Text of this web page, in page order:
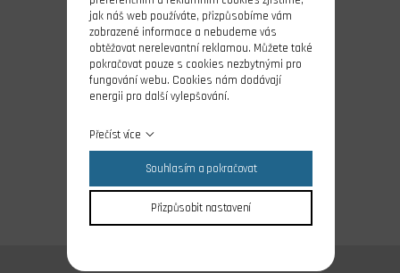
jak náš web používáte, přizpůsobíme vám
zobrazené informace a nebudeme vás
obtěžovat nerelevantní reklamou. Můžete také
pokračovat pouze s cookies nezbytnými pro
fungování webu. Cookies nám dodávají
energii pro další vylepšování.
Přečíst více
Souhlasím a pokračovat
Přizpůsobit nastavení